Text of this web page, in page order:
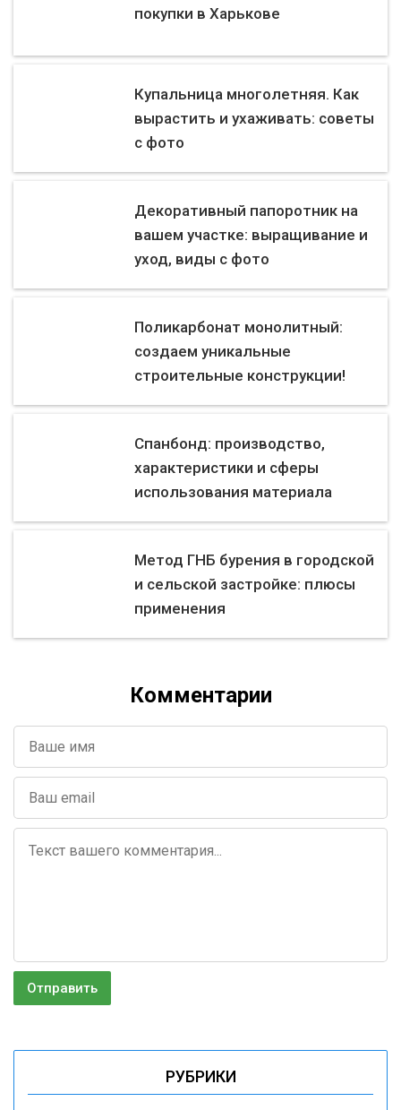
РУБРИКИ
покупки в Харькове
Купальница многолетняя. Как
вырастить и ухаживать: советы
с фото
Декоративный папоротник на
вашем участке: выращивание и
уход, виды с фото
Поликарбонат монолитный:
создаем уникальные
строительные конструкции!
Спанбонд: производство,
характеристики и сферы
использования материала
Метод ГНБ бурения в городской
и сельской застройке: плюсы
применения
Комментарии